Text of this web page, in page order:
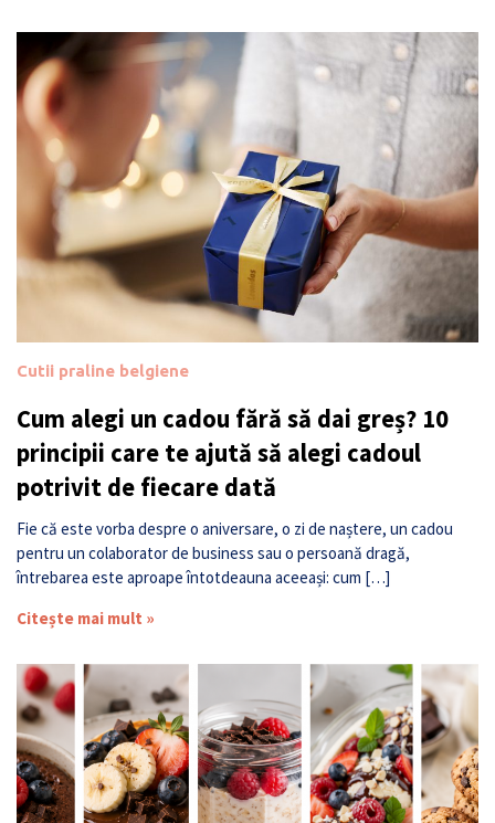
Cutii praline belgiene
Cum alegi un cadou fără să dai greș? 10
principii care te ajută să alegi cadoul
potrivit de fiecare dată
Fie că este vorba despre o aniversare, o zi de naștere, un cadou
pentru un colaborator de business sau o persoană dragă,
întrebarea este aproape întotdeauna aceeași: cum […]
Citește mai mult »